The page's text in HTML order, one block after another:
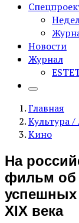
Новости
Журнал
Главная
Культура /
Кино
На
фильм об
XIX века